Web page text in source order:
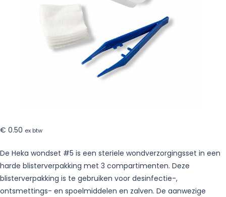
€ 0.50 ex btw
De Heka wondset #5 is een steriele wondverzorgingsset in een
harde blisterverpakking met 3 compartimenten. Deze
blisterverpakking is te gebruiken voor desinfectie-,
ontsmettings- en spoelmiddelen en zalven. De aanwezige